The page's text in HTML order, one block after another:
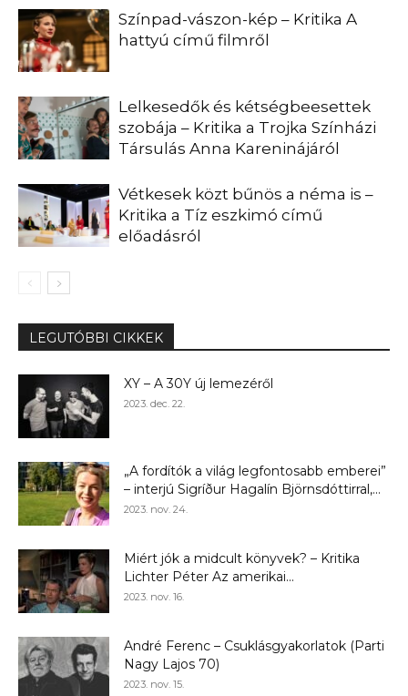
Színpad-vászon-kép – Kritika A
hattyú című filmről
Lelkesedők és kétségbeesettek
szobája – Kritika a Trojka Színházi
Társulás Anna Kareninájáról
Vétkesek közt bűnös a néma is –
Kritika a Tíz eszkimó című
előadásról
LEGUTÓBBI CIKKEK
XY – A 30Y új lemezéről
2023. dec. 22.
„A fordítók a világ legfontosabb emberei”
– interjú Sigríður Hagalín Björnsdóttirral,...
2023. nov. 24.
Miért jók a midcult könyvek? – Kritika
Lichter Péter Az amerikai...
2023. nov. 16.
André Ferenc – Csuklásgyakorlatok (Parti
Nagy Lajos 70)
2023. nov. 15.